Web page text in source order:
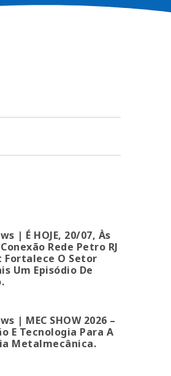
| É HOJE, 20/07, Às
Rede Petro RJ
Fortalece O Setor
Um Episódio De
| MEC SHOW 2026 –
E Tecnologia Para A
Metalmecânica.